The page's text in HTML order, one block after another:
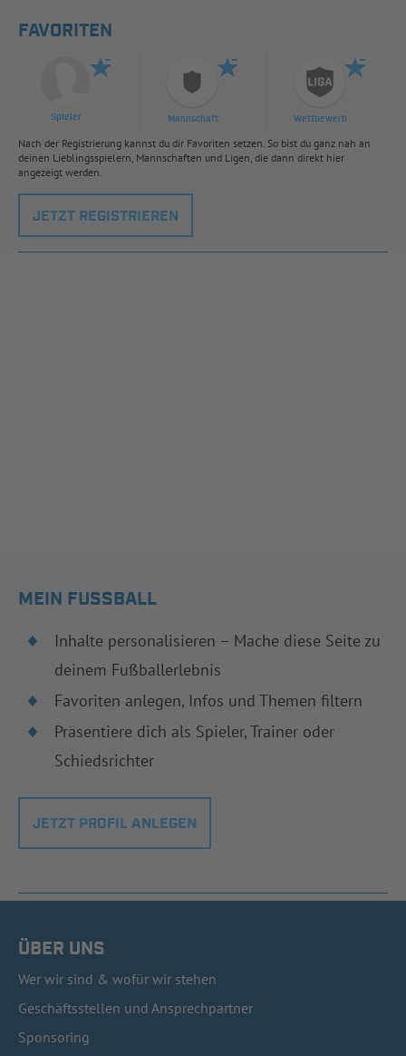
FAVORITEN
Spieler Mannschaft Wettbewerb
Nach der Registrierung kannst du dir Favoriten setzen. So bist du ganz nah an
deinen Lieblingsspielern, Mannschaften und Ligen, die dann direkt hier
angezeigt werden.
JETZT REGISTRIEREN
MEIN FUSSBALL
Inhalte personalisieren – Mache diese Seite zu
deinem Fußballerlebnis
Favoriten anlegen, Infos und Themen filtern
Präsentiere dich als Spieler, Trainer oder
Schiedsrichter
JETZT PROFIL ANLEGEN
ÜBER UNS
Wer wir sind & wofür wir stehen
Geschäftsstellen und Ansprechpartner
Sponsoring